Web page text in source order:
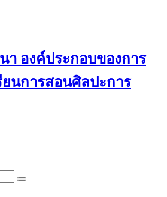
า องค์ประกอบของการ
นการสอนศิลปะการ